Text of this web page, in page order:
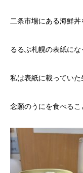
二条市場にある海鮮丼
るるぶ札幌の表紙にな
私は表紙に載っていた
念願のうにを食べる